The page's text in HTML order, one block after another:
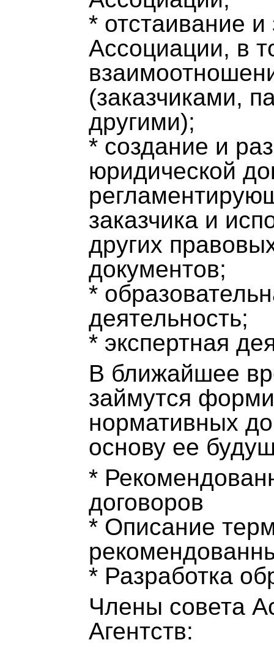
* отстаивание
Ассоциации, в
(заказчиками,
другими);
* создание и
юридической
заказчика и
других
документов;
*
деятельность;
* экспертная
В ближайшее
займутся
нормативных
основу ее
*
договоров
* Описание
* Разработка
Члены совета
Агентств: